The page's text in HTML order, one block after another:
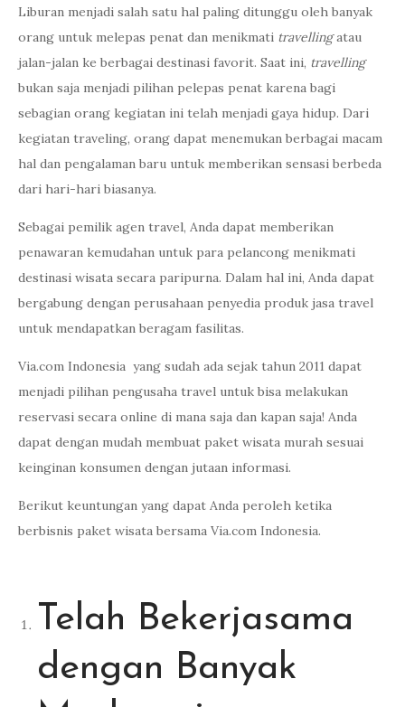
Liburan menjadi salah satu hal paling ditunggu oleh banyak
orang untuk melepas penat dan menikmati travellingatau
jalan-jalan ke berbagai destinasi favorit. Saat ini, travelling
bukan saja menjadi pilihan pelepas penat karena bagi
sebagian orang kegiatan ini telah menjadi gaya hidup. Dari
kegiatan traveling, orang dapat menemukan berbagai macam
hal dan pengalaman baru untuk memberikan sensasi berbeda
dari hari-hari biasanya.
Sebagai pemilik agen travel, Anda dapat memberikan
penawaran kemudahan untuk para pelancong menikmati
destinasi wisata secara paripurna. Dalam hal ini, Anda dapat
bergabung dengan perusahaan penyedia produk jasa travel
untuk mendapatkan beragam fasilitas.
Via.com Indonesia yang sudah ada sejak tahun 2011 dapat
menjadi pilihan pengusaha travel untuk bisa melakukan
reservasi secara online di mana saja dan kapan saja! Anda
dapat dengan mudah membuat paket wisata murah sesuai
keinginan konsumen dengan jutaan informasi.
Berikut keuntungan yang dapat Anda peroleh ketika
berbisnis paket wisata bersama Via.com Indonesia.
Telah Bekerjasama
dengan Banyak